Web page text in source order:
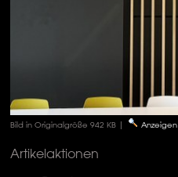
Bild in Originalgröße 942 KB | Anzeigen
Artikelaktionen